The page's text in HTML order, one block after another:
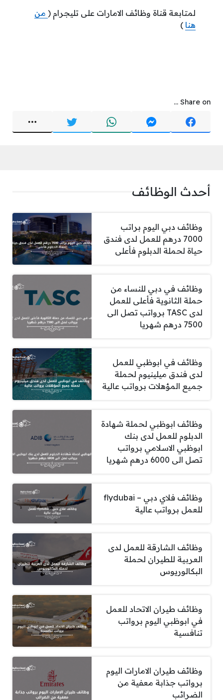
لمتابعة قناة وظائف الامارات على تليجرام ( من
هنا )
Share on ...
أحدث الوظائف
وظائف دبي اليوم براتب
7000 درهم للعمل لدى فندق
حياة لحملة الدبلوم فأعلى
وظائف في دبي للنساء من
حملة الثانوية فأعلى للعمل
لدى TASC برواتب تصل الى
7500 درهم شهريا
وظائف في ابوظبي للعمل
لدى فندق ميلينيوم لحملة
جميع المؤهلات برواتب عالية
وظائف ابوظبي لحملة شهادة
الدبلوم للعمل لدى بنك
ابوظبي الاسلامي برواتب
تصل الى 6000 درهم شهريا
وظائف فلاي دبي – flydubai
للعمل برواتب عالية
وظائف الشارقة للعمل لدى
العربية للطيران لحملة
البكالوريوس
وظائف طيران الاتحاد للعمل
في ابوظبي اليوم برواتب
تنافسية
وظائف طيران الامارات اليوم
برواتب جذابة معفية من
الضرائب